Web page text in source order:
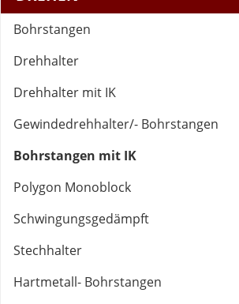
Bohrstangen
Drehhalter
Drehhalter mit IK
Gewindedrehhalter/- Bohrstangen
Bohrstangen mit IK
Polygon Monoblock
Schwingungsgedämpft
Stechhalter
Hartmetall- Bohrstangen